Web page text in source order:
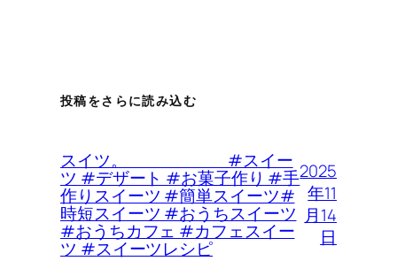
投稿をさらに読み込む
スイツ。 #スイー
ツ #デザート #お菓子作り #手
作りスイーツ #簡単スイーツ#
時短スイーツ #おうちスイーツ
#おうちカフェ #カフェスイー
ツ #スイーツレシピ
2025
年11
月14
日